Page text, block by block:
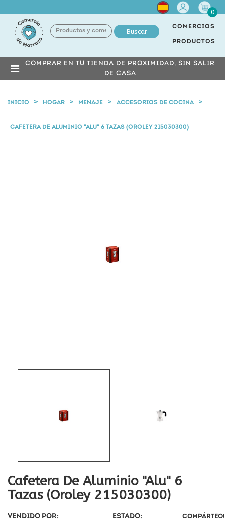
Cuenta
0
Buscar
COMERCIOS
PRODUCTOS
COMPRAR EN TU TIENDA DE PROXIMIDAD, SIN SALIR
DE CASA
INICIO HOGAR MENAJE ACCESORIOS DE COCINA
CAFETERA DE ALUMINIO "ALU" 6 TAZAS (OROLEY 215030300)
Cafetera De Aluminio "Alu" 6
Tazas (Oroley 215030300)
VENDIDO POR: ESTADO: COMPÁRTEO!